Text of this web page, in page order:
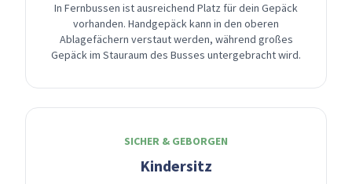
In Fernbussen ist ausreichend Platz für dein Gepäck
vorhanden. Handgepäck kann in den oberen
Ablagefächern verstaut werden, während großes
Gepäck im Stauraum des Busses untergebracht wird.
SICHER & GEBORGEN
Kindersitz